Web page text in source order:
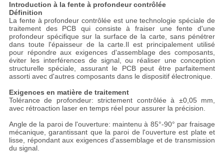
Introduction à la fente à profondeur contrôlée
Définition
La fente à profondeur contrôlée est une technologie spéciale de
traitement des PCB qui consiste à fraiser une fente d'une
profondeur spécifique sur la surface de la carte, sans pénétrer
dans toute l'épaisseur de la carte.Il est principalement utilisé
pour répondre aux exigences d'assemblage des composants,
éviter les interférences de signal, ou réaliser une conception
structurelle spéciale, assurant le PCB peut être parfaitement
assorti avec d'autres composants dans le dispositif électronique.
Exigences en matière de traitement
Tolérance de profondeur: strictement contrôlée à ±0,05 mm,
avec rétroaction laser en temps réel pour assurer la précision.
Angle de la paroi de l'ouverture: maintenu à 85°-90° par fraisage
mécanique, garantissant que la paroi de l'ouverture est plate et
lisse, répondant aux exigences d'assemblage et de transmission
du signal.